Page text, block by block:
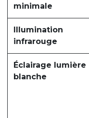
minimale
Illumination
infrarouge
Éclairage lumière
blanche